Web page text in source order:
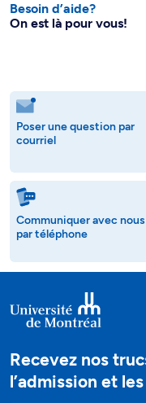
Besoin d’aide?
On est là pour vous!
Poser une question par
courriel
Communiquer avec nous
par téléphone
Recevez nos
l’admission et